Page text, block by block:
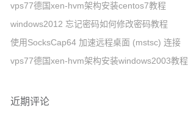
vps77德国xen-hvm架构安装centos7教程
windows2012 忘记密码如何修改密码教程
使用SocksCap64 加速远程桌面 (mstsc) 连接
vps77德国xen-hvm架构安装windows2003教程
近期评论